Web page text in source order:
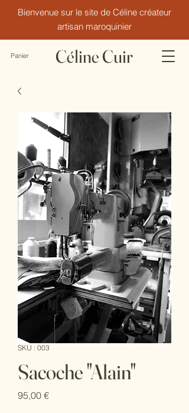
Bienvenue sur le site de Céline créateur
artisan maroquinier
Panier Céline Cuir
SKU : 003
Sacoche "Alain"
95,00 €Prix